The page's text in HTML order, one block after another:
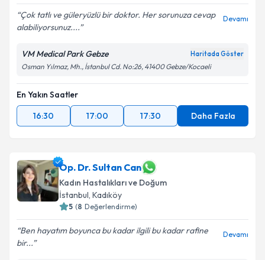
Çok tatlı ve güleryüzlü bir doktor. Her sorunuza cevap
alabiliyorsunuz....
Devamı
VM Medical Park Gebze Haritada Göster
Osman Yılmaz, Mh., İstanbul Cd. No:26, 41400 Gebze/Kocaeli
En Yakın Saatler
16:30
17:00 17:30 Daha Fazla
Op. Dr. Sultan Can
Kadın Hastalıkları ve Doğum
İstanbul, Kadıköy
5 (8 Değerlendirme)
Ben hayatım boyunca bu kadar ilgili bu kadar rafine
bir...
Devamı